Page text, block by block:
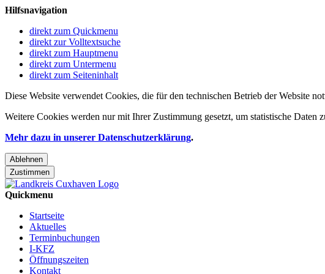
Hilfsnavigation
direkt zum Quickmenu
direkt zur Volltextsuche
direkt zum Hauptmenu
direkt zum Untermenu
direkt zum Seiteninhalt
Diese Website verwendet Cookies, die für den technischen Betrieb der Website
Weitere Cookies werden nur mit Ihrer Zustimmung gesetzt, um statistische
Mehr dazu in unserer Datenschutzerklärung.
Ablehnen
Zustimmen
Quickmenu
Startseite
Aktuelles
Terminbuchungen
I-KFZ
Öffnungszeiten
Kontakt